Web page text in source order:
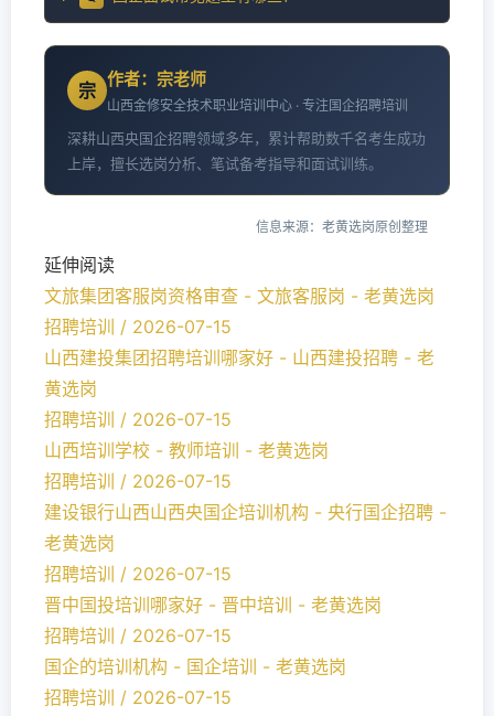
宗
作者：宗老师
山西金修安全技术职业培训中心 · 专注国企招聘培训
深耕山西央国企招聘领域多年，累计帮助数千名考生成功
上岸，擅长选岗分析、笔试备考指导和面试训练。
信息来源：老黄选岗原创整理
延伸阅读
文旅集团客服岗资格审查 - 文旅客服岗 - 老黄选岗
招聘培训 / 2026-07-15
山西建投集团招聘培训哪家好 - 山西建投招聘 - 老
黄选岗
招聘培训 / 2026-07-15
山西培训学校 - 教师培训 - 老黄选岗
招聘培训 / 2026-07-15
建设银行山西山西央国企培训机构 - 央行国企招聘 -
老黄选岗
招聘培训 / 2026-07-15
晋中国投培训哪家好 - 晋中培训 - 老黄选岗
招聘培训 / 2026-07-15
国企的培训机构 - 国企培训 - 老黄选岗
招聘培训 / 2026-07-15